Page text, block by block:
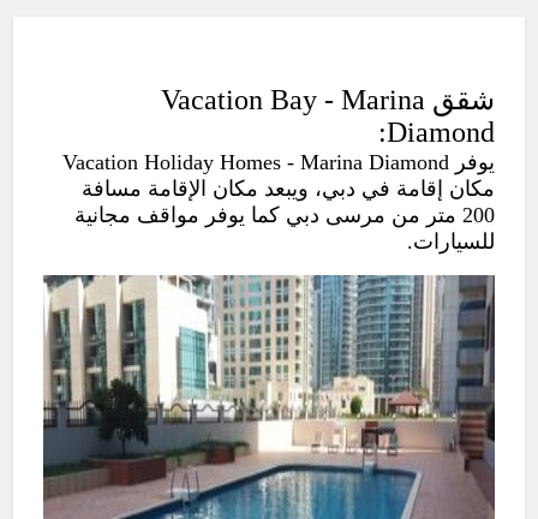
شقق Vacation Bay - Marina
Diamond:
يوفر Vacation Holiday Homes - Marina Diamond
مكان إقامة في دبي، ويبعد مكان الإقامة مسافة
200 متر من مرسى دبي كما يوفر مواقف مجانية
للسيارات.